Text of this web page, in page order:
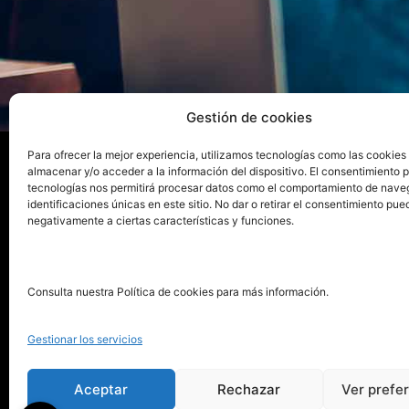
Gestión de cookies
Para ofrecer la mejor experiencia, utilizamos tecnologías como las cookies
almacenar y/o acceder a la información del dispositivo. El consentimiento
tecnologías nos permitirá procesar datos como el comportamiento de
identificaciones únicas en este sitio. No dar o retirar el consentimiento
negativamente a ciertas características y funciones.
Consulta nuestra Política de cookies para más información.
Gestionar los servicios
Aceptar Rechazar Ver
pionero de autoedición
911 413 306
info@puntorojolibros.com
La